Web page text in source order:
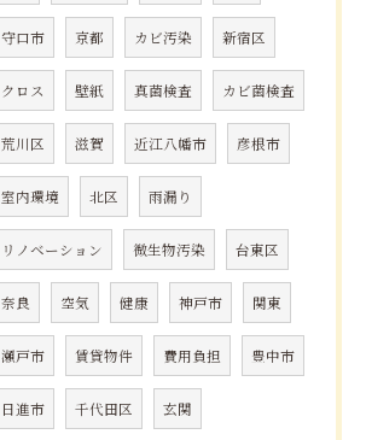
守口市 京都 カビ汚染 新宿区
クロス 壁紙 真菌検査 カビ菌検査
荒川区 滋賀 近江八幡市 彦根市
室内環境 北区 雨漏り
リノベーション 微生物汚染 台東区
奈良 空気 健康 神戸市 関東
瀬戸市 賃貸物件 費用負担 豊中市
日進市 千代田区 玄関